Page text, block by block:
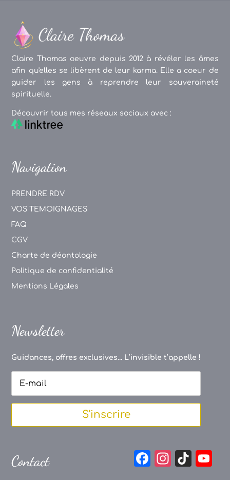
Claire Thomas oeuvre depuis 2012 à révéler les âmes
afin qu'elles se libèrent de leur karma. Elle a coeur de
guider les gens à reprendre leur souveraineté
spirituelle.
Découvrir tous mes réseaux sociaux avec :
Navigation
PRENDRE RDV
VOS TEMOIGNAGES
FAQ
CGV
Charte de déontologie
Politique de confidentialité
Mentions Légales
Newsletter
Guidances, offres exclusives... L’invisible t’appelle !
S'inscrire
Contact
F
In
Ti